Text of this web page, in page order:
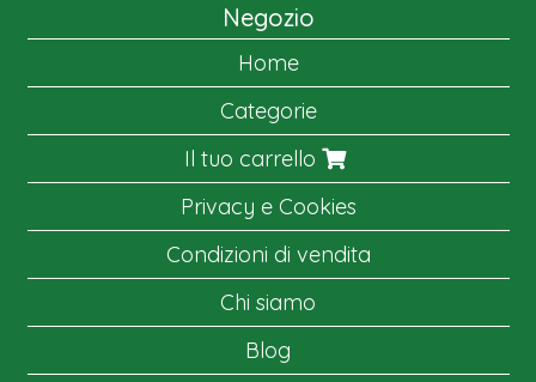
Negozio
Home
Categorie
Il tuo carrello
Privacy e Cookies
Condizioni di vendita
Chi siamo
Blog